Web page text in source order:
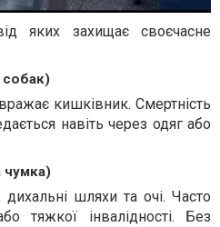
яких захищає своєчасне
собак)
кишківник. Смертність
навіть через одяг або
чумка)
шляхи та очі. Часто
тяжкої інвалідності. Без